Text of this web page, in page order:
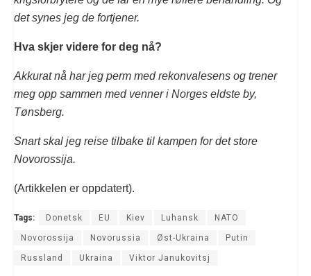
det synes jeg de fortjener.
Hva skjer videre for deg nå?
Akkurat nå har jeg perm med rekonvalesens og trener
meg opp sammen med venner i Norges eldste by,
Tønsberg.
Snart skal jeg reise tilbake til kampen for det store
Novorossija.
(Artikkelen er oppdatert).
Tags: Donetsk EU Kiev Luhansk NATO
Novorossija Novorussia Øst-Ukraina Putin
Russland Ukraina Viktor Janukovitsj